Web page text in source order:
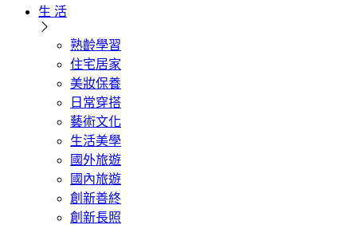
生 活
熟齡學習
住宅居家
美妝保養
日常穿搭
藝術文化
生活美學
國外旅遊
國內旅遊
創新善終
創新長照